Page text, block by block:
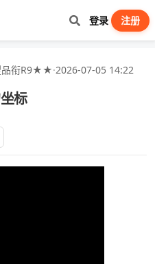
登录 注册
衔R9★★·2026-07-05 14:22
标